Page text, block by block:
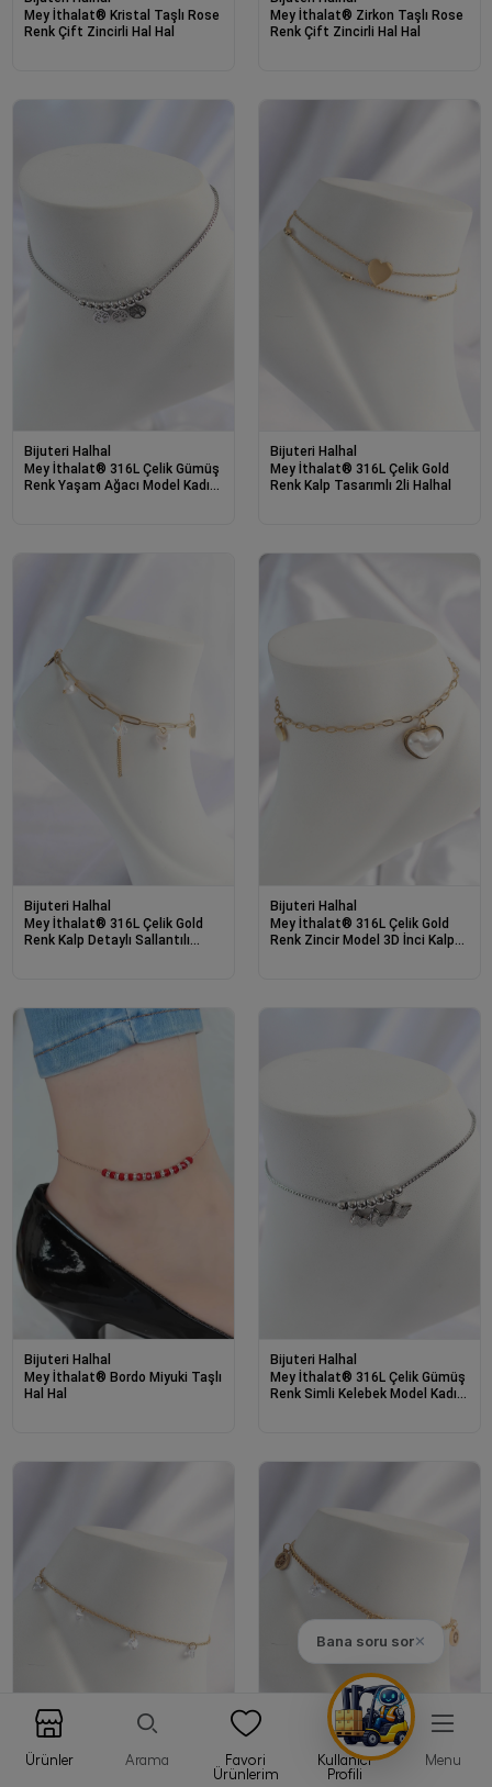
Bana soru sor✕
Ürünler Arama
Favori
Ürünlerim
Kullanıcı
Profili
Menu
Mey İthalat® Kristal Taşlı Rose
Renk Çift Zincirli Hal Hal
Mey İthalat® Zirkon Taşlı Rose
Renk Çift Zincirli Hal Hal
Bijuteri Halhal
Mey İthalat® 316L Çelik Gümüş
Renk Yaşam Ağacı Model Kadın
Bijuteri Halhal
Mey İthalat® 316L Çelik Gold
Renk Kalp Tasarımlı 2li Halhal
Bijuteri Halhal
Mey İthalat® 316L Çelik Gold
Renk Kalp Detaylı Sallantılı
Bijuteri Halhal
Mey İthalat® 316L Çelik Gold
Renk Zincir Model 3D İnci Kalp
Bijuteri Halhal
Mey İthalat® Bordo Miyuki Taşlı
Hal Hal
Bijuteri Halhal
Mey İthalat® 316L Çelik Gümüş
Renk Simli Kelebek Model Kadın